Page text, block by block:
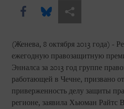
Share this via Facebook
Share this via Bluesky
Share this via
(Женева, 8 октября 2013 года) -
ежегодную правозащитную
Энналса за 2013 год группе
работающей в Чечне, призвано
приверженность делу защиты
регионе, заявила Хьюман Райтс